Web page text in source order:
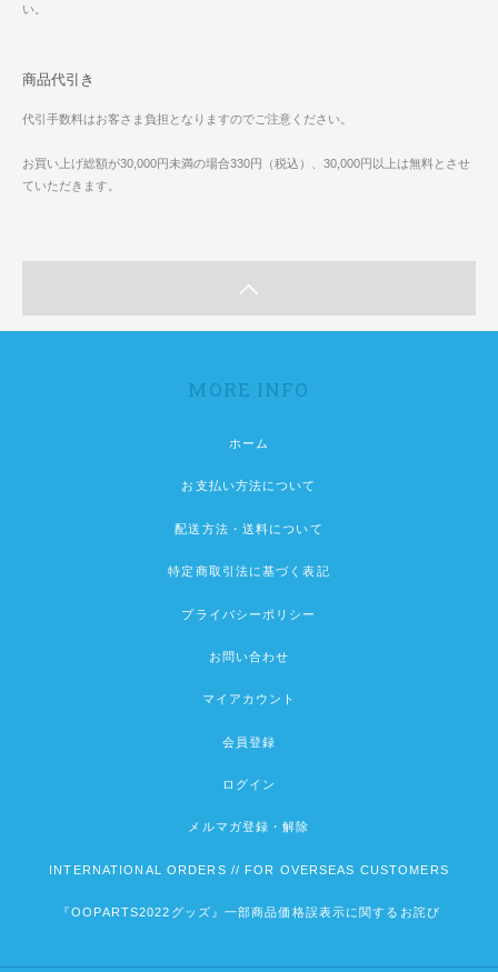
い。
商品代引き
代引手数料はお客さま負担となりますのでご注意ください。
お買い上げ総額が30,000円未満の場合330円（税込）、30,000円以上は無料とさせ
ていただきます。
MORE INFO
ホーム
お支払い方法について
配送方法・送料について
特定商取引法に基づく表記
プライバシーポリシー
お問い合わせ
マイアカウント
会員登録
ログイン
メルマガ登録・解除
INTERNATIONAL ORDERS // FOR OVERSEAS CUSTOMERS
『OOPARTS2022グッズ』一部商品価格誤表示に関するお詫び